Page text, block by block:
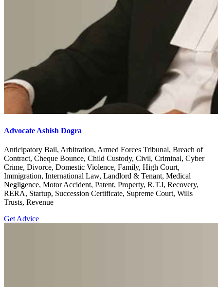
Advocate Ashish Dogra
Anticipatory Bail, Arbitration, Armed Forces Tribunal, Breach of
Contract, Cheque Bounce, Child Custody, Civil, Criminal, Cyber
Crime, Divorce, Domestic Violence, Family, High Court,
Immigration, International Law, Landlord & Tenant, Medical
Negligence, Motor Accident, Patent, Property, R.T.I, Recovery,
RERA, Startup, Succession Certificate, Supreme Court, Wills
Trusts, Revenue
Get Advice